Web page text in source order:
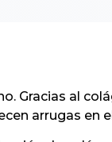
al
arrugas en